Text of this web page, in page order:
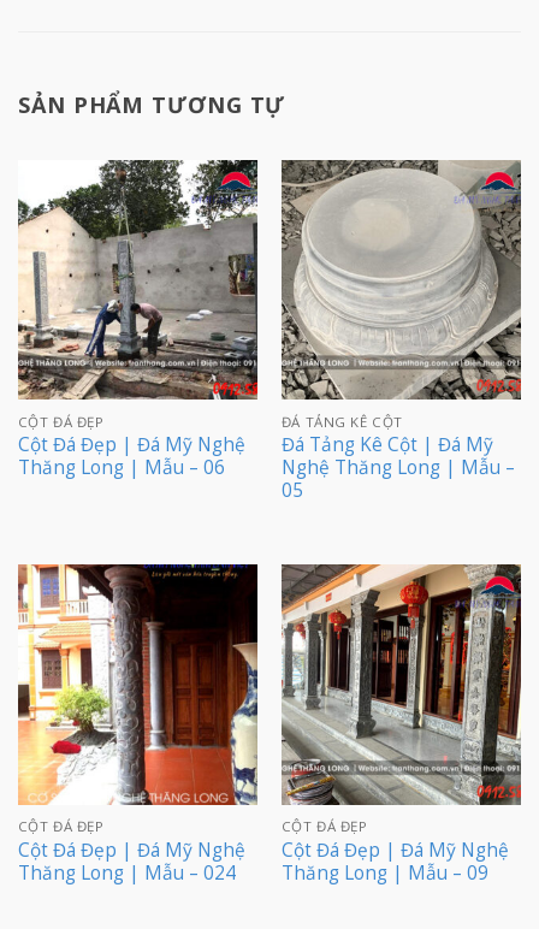
SẢN PHẨM TƯƠNG TỰ
CỘT ĐÁ ĐẸP
Cột Đá Đẹp | Đá Mỹ Nghệ
Thăng Long | Mẫu – 06
ĐÁ TẢNG KÊ CỘT
Đá Tảng Kê Cột | Đá Mỹ
Nghệ Thăng Long | Mẫu –
05
CỘT ĐÁ ĐẸP
Cột Đá Đẹp | Đá Mỹ Nghệ
Thăng Long | Mẫu – 024
CỘT ĐÁ ĐẸP
Cột Đá Đẹp | Đá Mỹ Nghệ
Thăng Long | Mẫu – 09